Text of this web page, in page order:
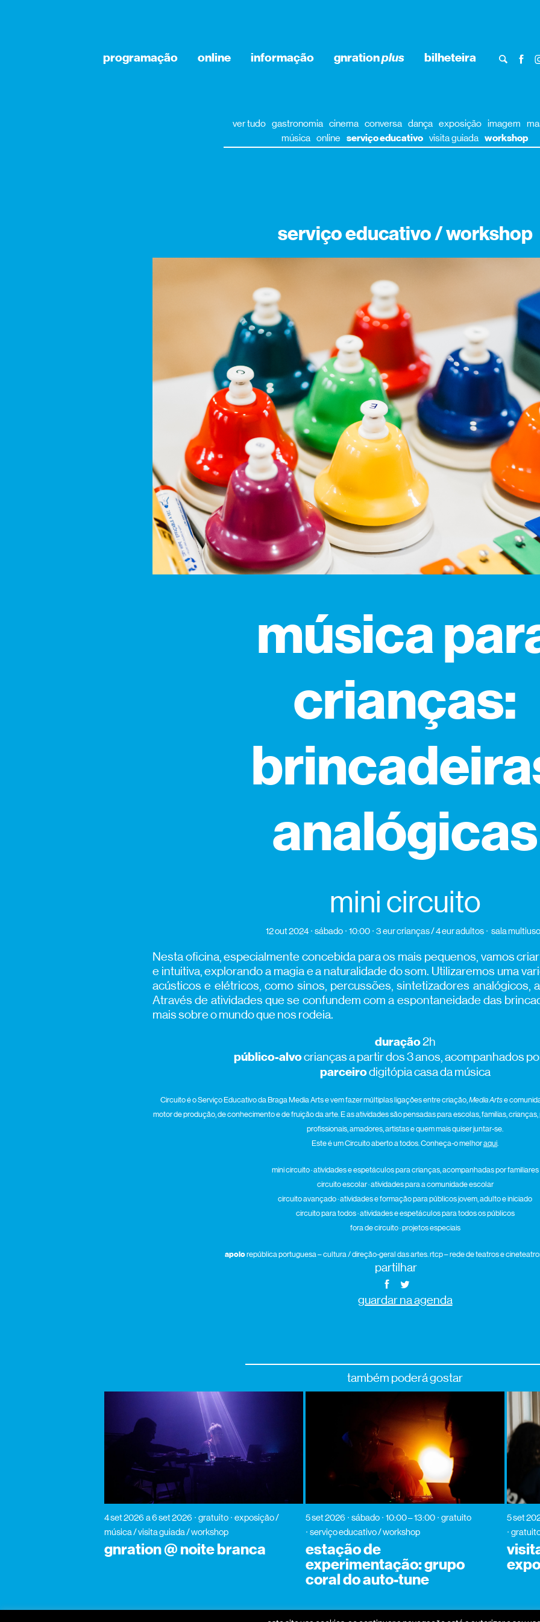
programação online informação gnrationplus bilheteira
ver tudo gastronomia cinema conversa dança exposição imagem
música online serviço educativo visita guiada workshop
serviço educativo / workshop
música
crianças:
analógicas
mini circuito
12 out 2024 sábado 10:00 3 eur crianças / 4 eur adultos sala
Nesta oficina, especialmente concebida para os mais pequenos, vamos
e intuitiva, explorando a magia e a naturalidade do som. Utilizaremos uma
acústicos e elétricos, como sinos, percussões, sintetizadores analógicos,
Através de atividades que se confundem com a espontaneidade das
mais sobre o mundo que nos rodeia.
duração2h
público-alvocrianças a partir dos 3 anos, acompanhados
parceirodigitópia casa da música
Circuito é o Serviço Educativo da Braga Media Arts e vem fazer múltiplas ligações entre criação,Media Artse
motor de produção, de conhecimento e de fruição da arte. E as atividades são pensadas para escolas, famílias,
profissionais, amadores, artistas e quem mais quiser juntar-se.
Este é um Circuito aberto a todos. Conheça-o melhoraqui.
mini circuito · atividades e espetáculos para crianças, acompanhadas por familiares
circuito escolar · atividades para a comunidade escolar
circuito avançado · atividades e formação para públicos jovem, adulto e iniciado
circuito para todos · atividades e espetáculos para todos os públicos
fora de circuito · projetos especiais
apoiorepública portuguesa – cultura / direção-geral das artes. rtcp – rede de teatros e
partilhar
guardar na agenda
também poderá gostar
4 set 2026 a 6 set 2026 gratuito
exposição /
música / visita guiada / workshop
gnration @ noite branca
5 set 2026 sábado 10:00 – 13:00 gratuito
serviço educativo / workshop
estação de
experimentação: grupo
coral do auto-tune
5 set